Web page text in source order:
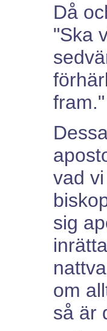
Då
"Ska
fram."
vad
sig
om
så är